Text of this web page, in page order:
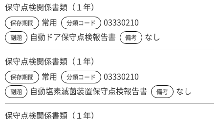
保守点検関係書類（１年）
保存期間 常用 分類コード 03330210
副題 自動ドア保守点検報告書 備考 なし
保守点検関係書類（１年）
保存期間 常用 分類コード 03330210
副題 自動塩素滅菌装置保守点検報告書 備考 なし
保守点検関係書類（１年）